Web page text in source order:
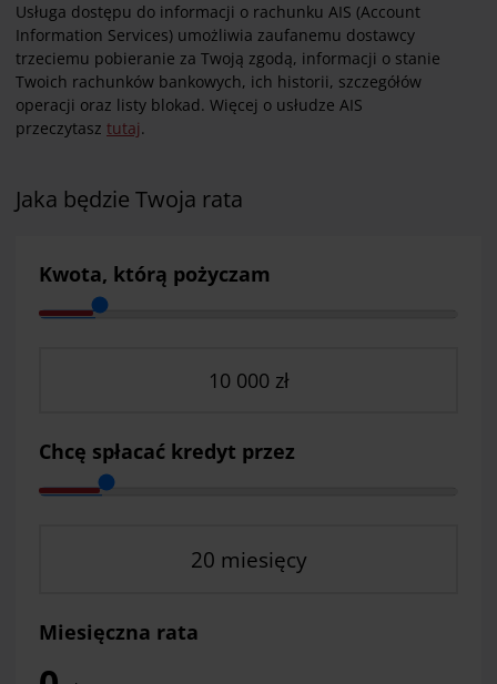
Usługa dostępu do informacji o rachunku AIS (Account
Information Services) umożliwia zaufanemu dostawcy
trzeciemu pobieranie za Twoją zgodą, informacji o stanie
Twoich rachunków bankowych, ich historii, szczegółów
operacji oraz listy blokad. Więcej o usłudze AIS
przeczytasz tutaj.
Jaka będzie Twoja rata
Kwota, którą pożyczam
Chcę spłacać kredyt przez
Miesięczna rata